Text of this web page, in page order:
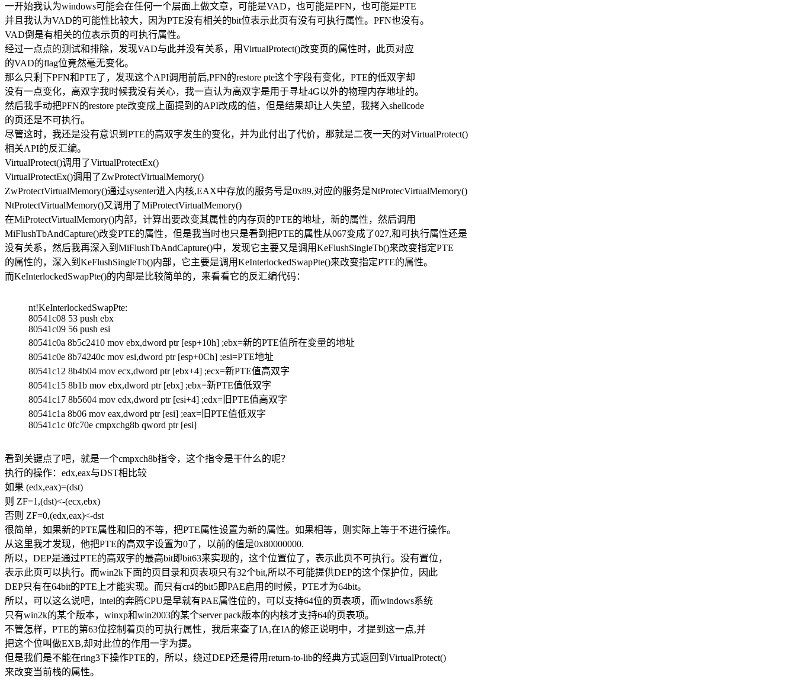
一开始我认为windows可能会在任何一个层面上做文章，可能是VAD，也可能是PFN，也可能是PTE
并且我认为VAD的可能性比较大，因为PTE没有相关的bit位表示此页有没有可执行属性。PFN也没有。
VAD倒是有相关的位表示页的可执行属性。
经过一点点的测试和排除，发现VAD与此并没有关系，用VirtualProtect()改变页的属性时，此页对应
的VAD的flag位竟然毫无变化。
那么只剩下PFN和PTE了，发现这个API调用前后,PFN的restore pte这个字段有变化，PTE的低双字却
没有一点变化，高双字我时候我没有关心，我一直认为高双字是用于寻址4G以外的物理内存地址的。
然后我手动把PFN的restore pte改变成上面提到的API改成的值，但是结果却让人失望，我拷入shellcode
的页还是不可执行。
尽管这时，我还是没有意识到PTE的高双字发生的变化，并为此付出了代价，那就是二夜一天的对VirtualProtect()
相关API的反汇编。
VirtualProtect()调用了VirtualProtectEx()
VirtualProtectEx()调用了ZwProtectVirtualMemory()
ZwProtectVirtualMemory()通过sysenter进入内核,EAX中存放的服务号是0x89,对应的服务是NtProtecVirtualMemory()
NtProtectVirtualMemory()又调用了MiProtectVirtualMemory()
在MiProtectVirtualMemory()内部，计算出要改变其属性的内存页的PTE的地址，新的属性，然后调用
MiFlushTbAndCapture()改变PTE的属性，但是我当时也只是看到把PTE的属性从067变成了027,和可执行属性还是
没有关系，然后我再深入到MiFlushTbAndCapture()中，发现它主要又是调用KeFlushSingleTb()来改变指定PTE
的属性的，深入到KeFlushSingleTb()内部，它主要是调用KeInterlockedSwapPte()来改变指定PTE的属性。
而KeInterlockedSwapPte()的内部是比较简单的，来看看它的反汇编代码：
nt!KeInterlockedSwapPte:
80541c08 53 push ebx
80541c09 56 push esi
80541c0a 8b5c2410 mov ebx,dword ptr [esp+10h] ;ebx=新的PTE值所在变量的地址
80541c0e 8b74240c mov esi,dword ptr [esp+0Ch] ;esi=PTE地址
80541c12 8b4b04 mov ecx,dword ptr [ebx+4] ;ecx=新PTE值高双字
80541c15 8b1b mov ebx,dword ptr [ebx] ;ebx=新PTE值低双字
80541c17 8b5604 mov edx,dword ptr [esi+4] ;edx=旧PTE值高双字
80541c1a 8b06 mov eax,dword ptr [esi] ;eax=旧PTE值低双字
80541c1c 0fc70e cmpxchg8b qword ptr [esi]
看到关键点了吧，就是一个cmpxch8b指令，这个指令是干什么的呢？
执行的操作：edx,eax与DST相比较
如果 (edx,eax)=(dst)
则 ZF=1,(dst)<-(ecx,ebx)
否则 ZF=0,(edx,eax)<-dst
很简单，如果新的PTE属性和旧的不等，把PTE属性设置为新的属性。如果相等，则实际上等于不进行操作。
从这里我才发现，他把PTE的高双字设置为0了，以前的值是0x80000000.
所以，DEP是通过PTE的高双字的最高bit即bit63来实现的，这个位置位了，表示此页不可执行。没有置位，
表示此页可以执行。而win2k下面的页目录和页表项只有32个bit,所以不可能提供DEP的这个保护位，因此
DEP只有在64bit的PTE上才能实现。而只有cr4的bit5即PAE启用的时候，PTE才为64bit。
所以，可以这么说吧，intel的奔腾CPU是早就有PAE属性位的，可以支持64位的页表项，而windows系统
只有win2k的某个版本，winxp和win2003的某个server pack版本的内核才支持64的页表项。
不管怎样，PTE的第63位控制着页的可执行属性，我后来查了IA,在IA的修正说明中，才提到这一点,并
把这个位叫做EXB,却对此位的作用一字为提。
但是我们是不能在ring3下操作PTE的，所以，绕过DEP还是得用return-to-lib的经典方式返回到VirtualProtect()
来改变当前栈的属性。